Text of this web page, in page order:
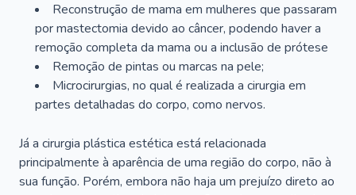
Reconstrução de mama em mulheres que passaram
por mastectomia devido ao câncer, podendo haver a
remoção completa da mama ou a inclusão de prótese
Remoção de pintas ou marcas na pele;
Microcirurgias, no qual é realizada a cirurgia em
partes detalhadas do corpo, como nervos.
Já a cirurgia plástica estética está relacionada
principalmente à aparência de uma região do corpo, não à
sua função. Porém, embora não haja um prejuízo direto ao